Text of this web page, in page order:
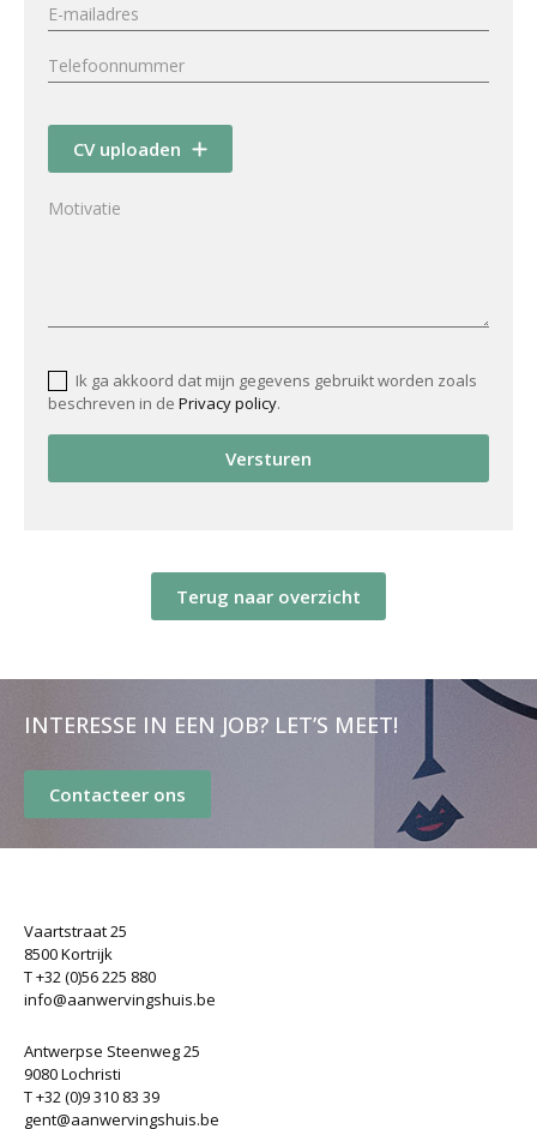
CV uploaden
Ik ga akkoord dat mijn gegevens gebruikt worden zoals
beschreven in de Privacy policy.
Versturen
Terug naar overzicht
INTERESSE IN EEN JOB? LET’S MEET!
Contacteer ons
Vaartstraat 25
8500 Kortrijk
T +32 (0)56 225 880
info@aanwervingshuis.be
Antwerpse Steenweg 25
9080 Lochristi
T +32 (0)9 310 83 39
gent@aanwervingshuis.be